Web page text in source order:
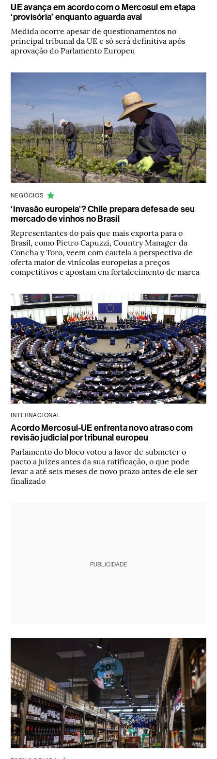
UE avança em acordo com o Mercosul em etapa
‘provisória’ enquanto aguarda aval
Medida ocorre apesar de questionamentos no
principal tribunal da UE e só será definitiva após
aprovação do Parlamento Europeu
NEGÓCIOS
‘Invasão europeia’? Chile prepara defesa de seu
mercado de vinhos no Brasil
Representantes do país que mais exporta para o
Brasil, como Pietro Capuzzi, Country Manager da
Concha y Toro, veem com cautela a perspectiva de
oferta maior de vinícolas europeias a preços
competitivos e apostam em fortalecimento de marca
INTERNACIONAL
Acordo Mercosul-UE enfrenta novo atraso com
revisão judicial por tribunal europeu
Parlamento do bloco votou a favor de submeter o
pacto a juízes antes da sua ratificação, o que pode
levar a até seis meses de novo prazo antes de ele ser
finalizado
PUBLICIDADE